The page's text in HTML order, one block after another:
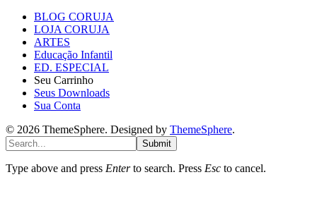
BLOG CORUJA
LOJA CORUJA
ARTES
Educação Infantil
ED. ESPECIAL
Seu Carrinho
Seus Downloads
Sua Conta
© 2026 ThemeSphere. Designed by ThemeSphere.
Submit
Type above and press Enterto search. Press Esc to cancel.